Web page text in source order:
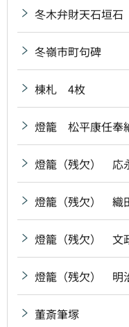
冬木弁財天石垣
冬嶺市町句碑
棟札 4枚
燈籠 松平康任
燈籠（残欠） 応
燈籠（残欠） 織
燈籠（残欠） 文
燈籠（残欠） 明
董斎筆塚